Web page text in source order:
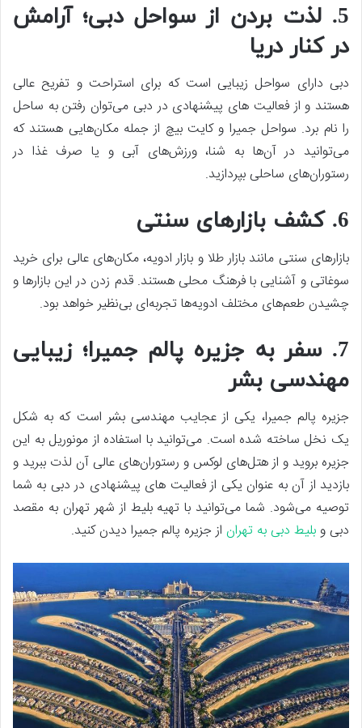
5. لذت بردن از سواحل دبی؛ آرامش
در کنار دریا
دبی دارای سواحل زیبایی است که برای استراحت و تفریح عالی
هستند و از فعالیت های پیشنهادی در دبی می‌توان رفتن به ساحل
را نام برد. سواحل جمیرا و کایت بیچ از جمله مکان‌هایی هستند که
می‌توانید در آن‌ها به شنا، ورزش‌های آبی و یا صرف غذا در
رستوران‌های ساحلی بپردازید.
6. کشف بازارهای سنتی
بازارهای سنتی مانند بازار طلا و بازار ادویه، مکان‌های عالی برای خرید
سوغاتی و آشنایی با فرهنگ محلی هستند. قدم زدن در این بازارها و
چشیدن طعم‌های مختلف ادویه‌ها تجربه‌ای بی‌نظیر خواهد بود.
7. سفر به جزیره پالم جمیرا؛ زیبایی
مهندسی بشر
جزیره پالم جمیرا، یکی از عجایب مهندسی بشر است که به شکل
یک نخل ساخته شده است. می‌توانید با استفاده از مونوریل به این
جزیره بروید و از هتل‌های لوکس و رستوران‌های عالی آن لذت ببرید و
بازدید از آن به عنوان یکی از فعالیت های پیشنهادی در دبی به شما
توصیه می‌شود. شما می‌توانید با تهیه بلیط از شهر تهران به مقصد
دبی وبلیط دبی به تهران از جزیره پالم جمیرا دیدن کنید.